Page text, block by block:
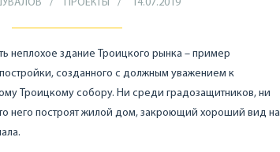
ПРОЕКТЫ 14.07.2019
неплохое здание Троицкого рынка – пример
созданного с должным уважением к
Троицкому собору. Ни среди градозащитников, ни
него построят жилой дом, закроющий хороший вид на